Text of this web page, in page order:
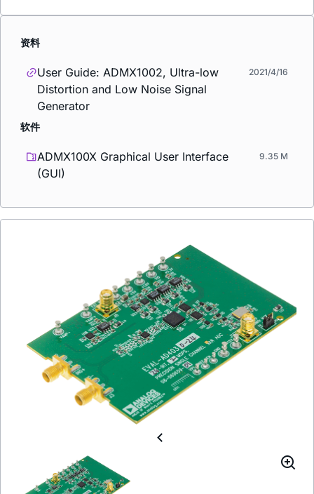
资料
User Guide: ADMX1002, Ultra-low
Distortion and Low Noise Signal
Generator
2021/4/16
软件
ADMX100X Graphical User Interface
(GUI)
9.35 M